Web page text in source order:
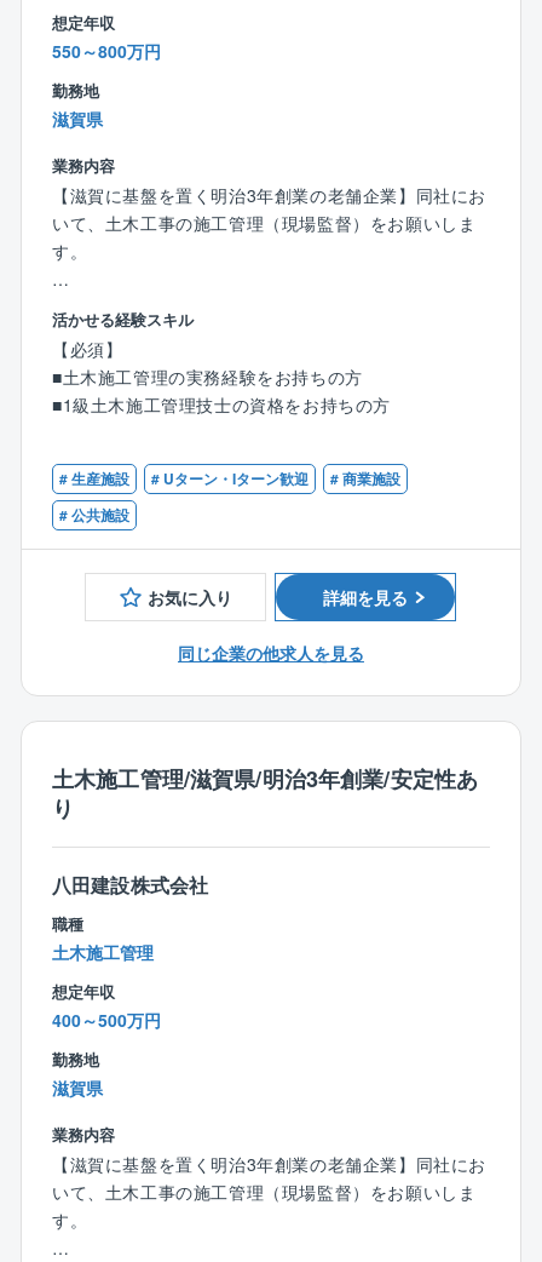
成績企業認定を受けました。
当認定は、滋賀県内建設企業の内、国土交通省近畿地
方整備局発注の土木工事において優秀な工事成績を納
めた企業10社だけ認定されるものです。
【働き方・就業環境】
人を大切にする企業です。男性の育児参加、女性の子
育て両立を応援しております。
想定年収
550～800万円
勤務地
滋賀県
業務内容
【滋賀に基盤を置く明治3年創業の老舗企業】同社にお
いて、土木工事の施工管理（現場監督）をお願いしま
す。
【具体的には】
土木施工管理として工程管理、安全対策、資材発注、
原価管理、協力業者への指示などをお任せします。夜
間工事はございません。
滋賀県内の道路や砂防工事が主な案件でございます。
【同社について】
滋賀県で創業し150年を超える企業です。
これからの100年はお客様よりいただいたこれまでの信
頼に応えるため、
自然環境保全を踏まえた高い品質と創意工夫あふれる
建造物を提供します。
従来までの受注型がメインである建設業の形態の脱却
を目指し、
等、提案型産業の思考を取入れ、
顧客満足度の向上に努めることで地域になくてはなら
【同社での仕事の魅力】
国土交通省より令和３年度に引き続き、令和4年度工事
成績企業認定を受けました。
方整備局発注の土木工事において優秀な工事成績を納
めた企業10社だけ認定されるものです。
【働き方・就業環境】
育て両立を応援しております。
活かせる経験スキル
【必須】
■土木施工管理の実務経験をお持ちの方
■1級土木施工管理技士の資格をお持ちの方
# 生産施設 # Uターン・Iターン歓迎
# 商業施設
# 公共施設
お気に入り 詳細を見る
同じ企業の他求人を見る
土木施工管理/滋賀県/明治3年創業/安定性あ
り
八田建設株式会社
職種
土木施工管理
想定年収
400～500万円
勤務地
滋賀県
業務内容
【滋賀に基盤を置く明治3年創業の老舗企業】同社にお
いて、土木工事の施工管理（現場監督）をお願いしま
す。